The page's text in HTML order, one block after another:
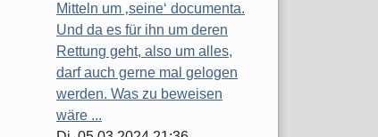
Mitteln um ‚seine‘ documenta.
Und da es für ihn um deren
Rettung geht, also um alles,
darf auch gerne mal gelogen
werden. Was zu beweisen
wäre ...